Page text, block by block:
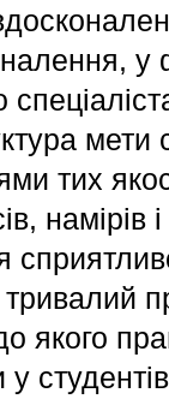
у
тих
якого